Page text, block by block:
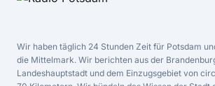
Wir haben täglich 24 Stunden Zeit für Potsdam
die Mittelmark. Wir berichten aus der
Landeshauptstadt und dem Einzugsgebiet von